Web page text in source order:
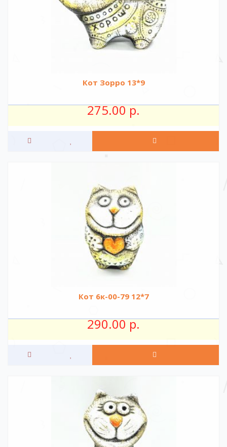
Кот Зорро 13*9
275.00 р.
Кот 6к-00-79 12*7
290.00 р.